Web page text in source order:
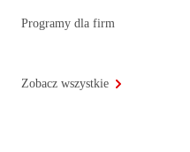
Programy dla firm
Zobacz wszystkie